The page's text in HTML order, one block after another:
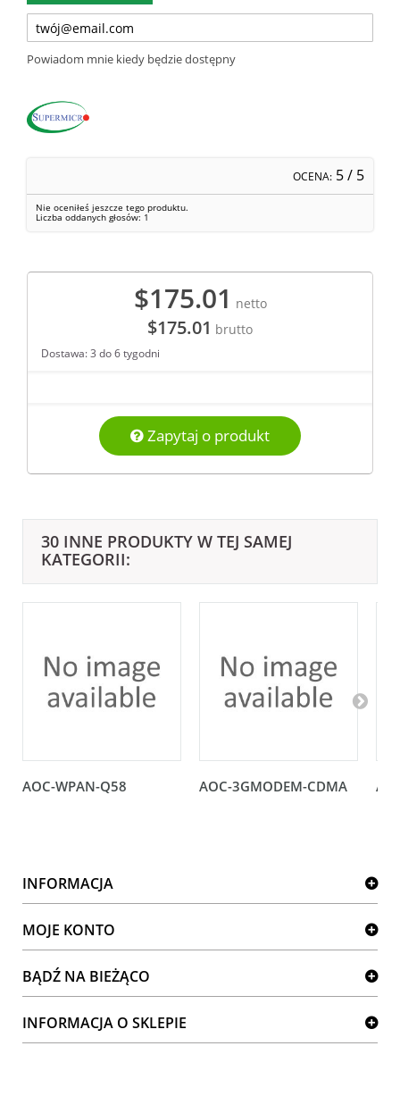
Powiadom mnie kiedy będzie dostępny
OCENA: 5/ 5
Nie oceniłeś jeszcze tego produktu.
Liczba oddanych głosów: 1
$175.01 netto
$175.01 brutto
Dostawa: 3 do 6 tygodni
Zapytaj o produkt
30 INNE PRODUKTY W TEJ SAMEJ
KATEGORII:
AOC-WPAN-Q58 AOC-3GMODEM-CDMA
INFORMACJA
MOJE KONTO
BĄDŹ NA BIEŻĄCO
INFORMACJA O SKLEPIE